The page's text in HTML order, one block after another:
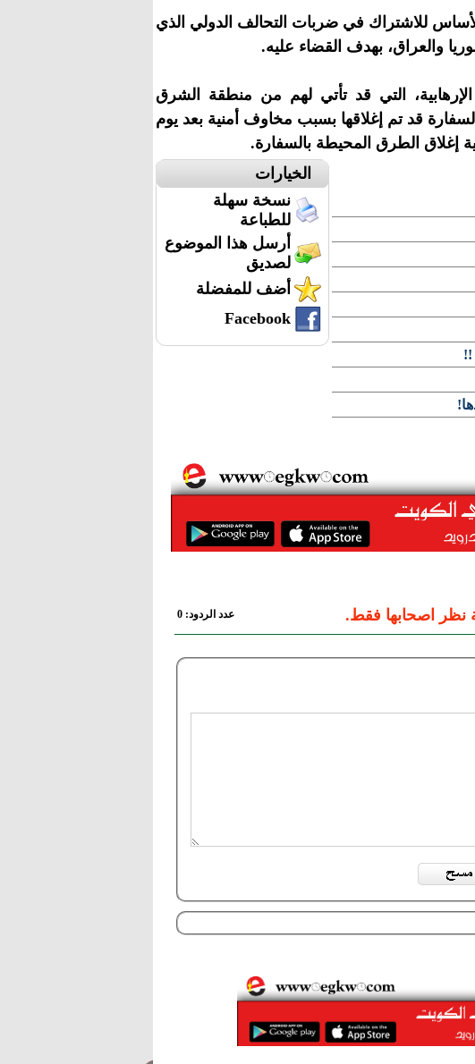
للاشتراك في ضربات التحالف الدولي الذي
والعراق، بهدف القضاء عليه.
التي قد تأتي لهم من منطقة الشرق
قد تم إغلاقها بسبب مخاوف أمنية بعد يوم
إغلاق الطرق المحيطة بالسفارة.
الخيارات
نسخة سهلة
للطباعة
أرسل هذا الموضوع
لصديق
أضف للمفضلة
Facebook
!!
نظر اصحابها فقط.
عدد الردود: 0